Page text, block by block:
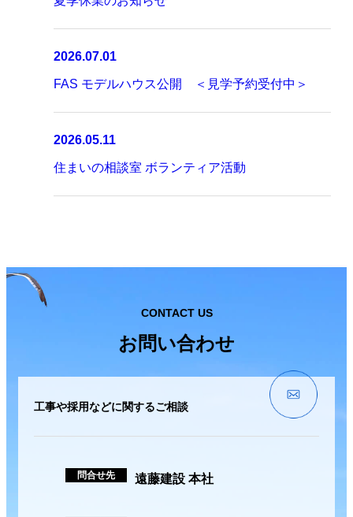
2026.07.01
FAS モデルハウス公開 ＜見学予約受付中＞
2026.05.11
住まいの相談室 ボランティア活動
CONTACT US
お問い合わせ
工事や採用などに関するご相談
問合せ先 遠藤建設 本社